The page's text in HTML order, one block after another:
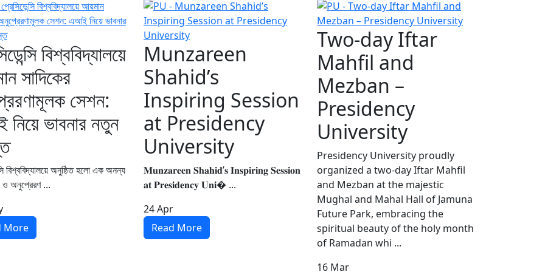
বিশ্ববিদ্যালয়ে
সাদিকের
সেশন:
ভাবনার নতুন
বিশ্ববিদ্যালয়ে অনুষ্ঠিত হলো এক অনন্য
ও অনুপ্রেরণ ...
More
Munzareen
Shahid’s
Inspiring Session
at Presidency
University
𝐌𝐮𝐧𝐳𝐚𝐫𝐞𝐞𝐧 𝐒𝐡𝐚𝐡𝐢𝐝’𝐬 𝐈𝐧𝐬𝐩𝐢𝐫𝐢𝐧𝐠 𝐒𝐞𝐬𝐬𝐢𝐨𝐧
𝐚𝐭 𝐏𝐫𝐞𝐬𝐢𝐝𝐞𝐧𝐜𝐲 𝐔𝐧𝐢� ...
24Apr
Read More
Two-day Iftar
Mahfil and
Mezban –
Presidency
University
Presidency University proudly
organized a two-day Iftar Mahfil
and Mezban at the majestic
Mughal and Mahal Hall of Jamuna
Future Park, embracing the
spiritual beauty of the holy month
of Ramadan whi ...
16 Mar